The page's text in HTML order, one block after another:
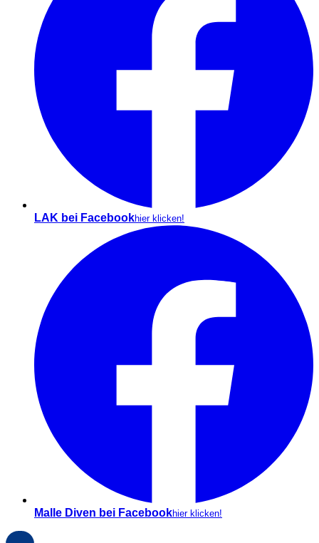
LAK bei Facebookhier klicken!
Malle Diven bei Facebookhier klicken!